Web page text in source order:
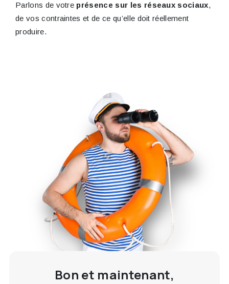
Parlons de votre présence sur les réseaux sociaux,
de vos contraintes et de ce qu’elle doit réellement
produire.
Bon et maintenant,